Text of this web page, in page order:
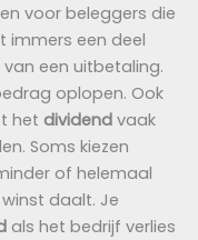
voor beleggers die
immers een deel
een uitbetaling.
oplopen. Ook
het dividend vaak
Soms kiezen
of helemaal
daalt. Je
als het bedrijf verlies